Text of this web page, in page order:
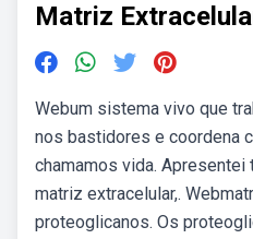
Matriz
Webum sistema vivo que
nos bastidores e coordena
chamamos vida.
matriz extracelular,.
proteoglicanos. Os